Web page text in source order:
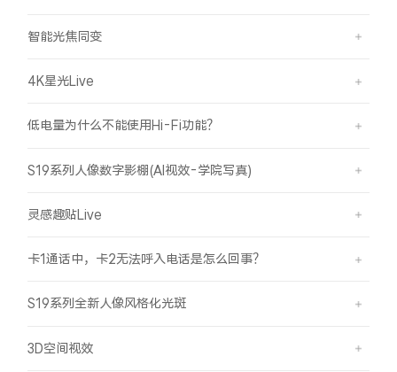
智能光焦同变
4K星光Live
低电量为什么不能使用Hi-Fi功能？
S19系列人像数字影棚(AI视效-学院写真)
灵感趣贴Live
卡1通话中，卡2无法呼入电话是怎么回事？
S19系列全新人像风格化光斑
3D空间视效